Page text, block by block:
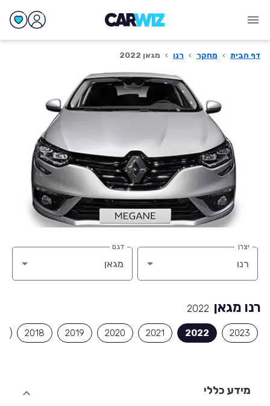
דף הבית › מחקר › רנו › מגאן 2022
יצרן דגם
רנו מגאן 2022
2023
2022
2021
2020
2019
2018
מידע כללי